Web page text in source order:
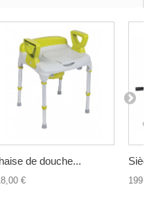
de douche...
€